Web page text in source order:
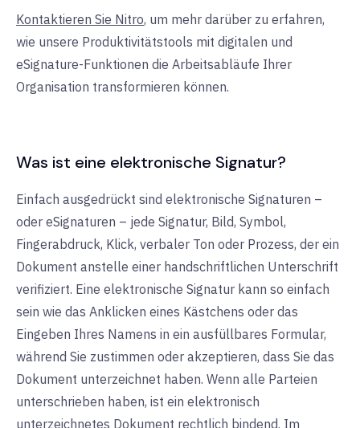
Kontaktieren Sie Nitro, um mehr darüber zu erfahren,
wie unsere Produktivitätstools mit digitalen und
eSignature-Funktionen die Arbeitsabläufe Ihrer
Organisation transformieren können.
Was ist eine elektronische Signatur?
Einfach ausgedrückt sind elektronische Signaturen –
oder eSignaturen – jede Signatur, Bild, Symbol,
Fingerabdruck, Klick, verbaler Ton oder Prozess, der ein
Dokument anstelle einer handschriftlichen Unterschrift
verifiziert. Eine elektronische Signatur kann so einfach
sein wie das Anklicken eines Kästchens oder das
Eingeben Ihres Namens in ein ausfüllbares Formular,
während Sie zustimmen oder akzeptieren, dass Sie das
Dokument unterzeichnet haben. Wenn alle Parteien
unterschrieben haben, ist ein elektronisch
unterzeichnetes Dokument rechtlich bindend. Im